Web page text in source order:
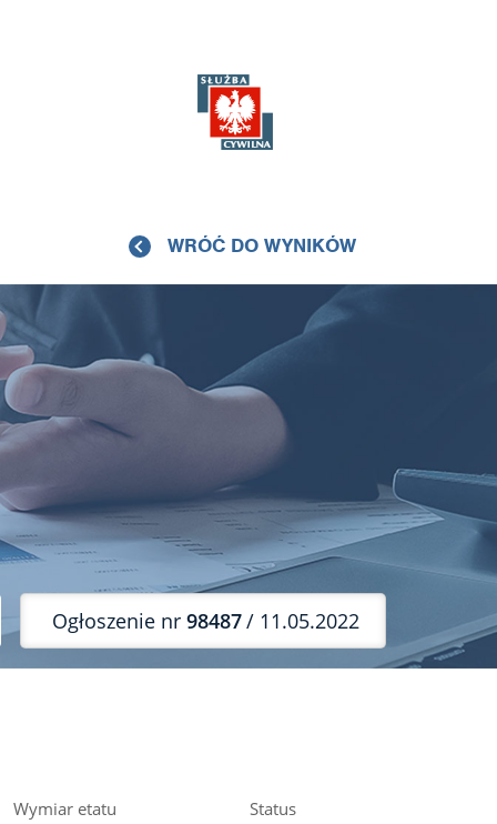
WRÓĆ DO WYNIKÓW
Ogłoszenie nr 98487/ 11.05.2022
Wymiar etatu Status